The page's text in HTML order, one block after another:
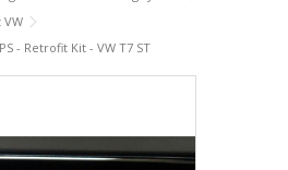
VW
- Retrofit Kit - VW T7 ST